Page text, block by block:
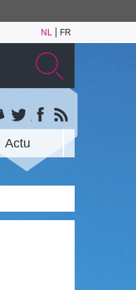
NL FR
Actu